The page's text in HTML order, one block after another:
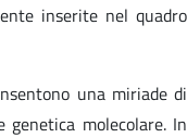
inserite nel quadro
una miriade di
molecolare. In